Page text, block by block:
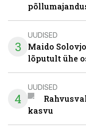
3
UUDISED
Maido
lõputult ühe
4
UUDISED
kasvu